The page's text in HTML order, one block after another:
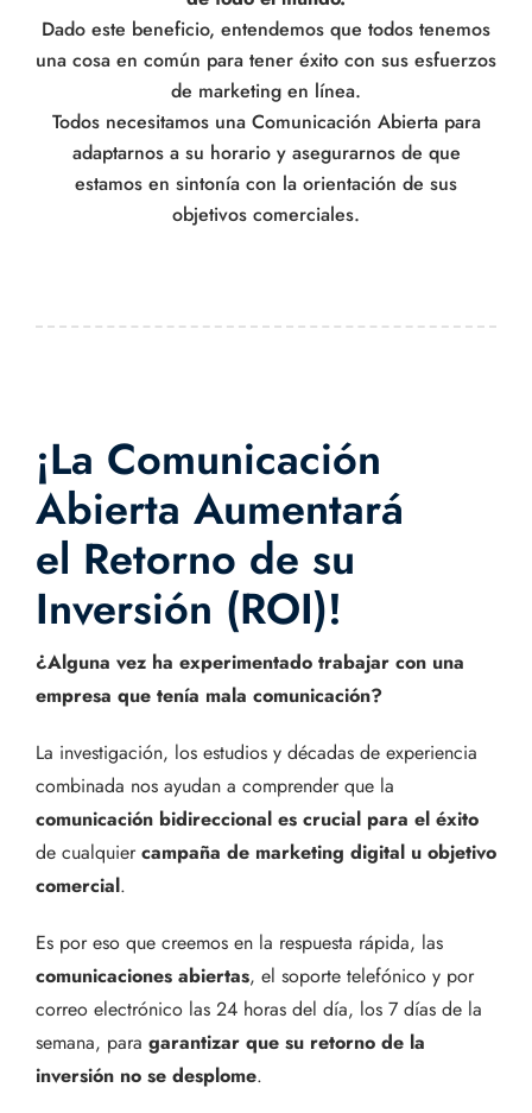
Dado este beneficio, entendemos que todos tenemos
una cosa en común para tener éxito con sus esfuerzos
de marketing en línea.
Todos necesitamos una Comunicación Abierta para
adaptarnos a su horario y asegurarnos de que
estamos en sintonía con la orientación de sus
objetivos comerciales.
¡La Comunicación
Abierta Aumentará
el Retorno de su
Inversión (ROI)!
¿Alguna vez ha experimentado trabajar con una
empresa que tenía mala comunicación?
La investigación, los estudios y décadas de experiencia
combinada nos ayudan a comprender que la
comunicación bidireccional es crucial para el éxito
de cualquiercampaña de marketing digital u objetivo
comercial.
Es por eso que creemos en la respuesta rápida, las
comunicaciones abiertas, el soporte telefónico y por
correo electrónico las 24 horas del día, los 7 días de la
semana, para garantizar que su retorno de la
inversión no se desplome.